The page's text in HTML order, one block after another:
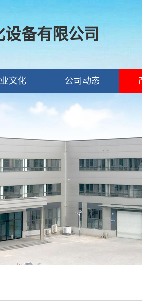
备有限公司
文化 公司动态